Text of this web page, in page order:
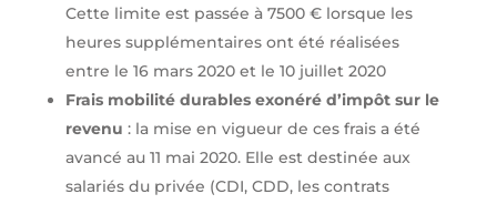
Cette limite est passée à 7500 € lorsque les
heures supplémentaires ont été réalisées
entre le 16 mars 2020 et le 10 juillet 2020
Frais mobilité durables exonéré d’impôt sur le
revenu : la mise en vigueur de ces frais a été
avancé au 11 mai 2020. Elle est destinée aux
salariés du privée (CDI, CDD, les contrats